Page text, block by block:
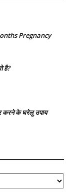
Pregnancy
है?
करने के घरेलु उपाय